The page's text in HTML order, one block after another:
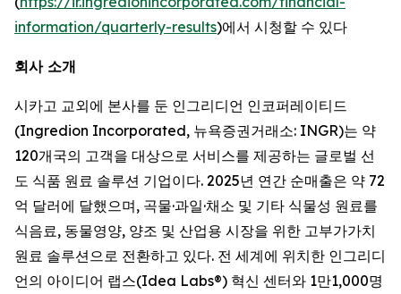
information/quarterly-results)에서 시청할 수 있다
회사 소개
시카고 교외에 본사를 둔 인그리디언 인코퍼레이티드
(Ingredion Incorporated, 뉴욕증권거래소: INGR)는 약
120개국의 고객을 대상으로 서비스를 제공하는 글로벌 선
도 식품 원료 솔루션 기업이다. 2025년 연간 순매출은 약 72
억 달러에 달했으며, 곡물·과일·채소 및 기타 식물성 원료를
식음료, 동물영양, 양조 및 산업용 시장을 위한 고부가가치
원료 솔루션으로 전환하고 있다. 전 세계에 위치한 인그리디
언의 아이디어 랩스(Idea Labs®) 혁신 센터와 1만1,000명